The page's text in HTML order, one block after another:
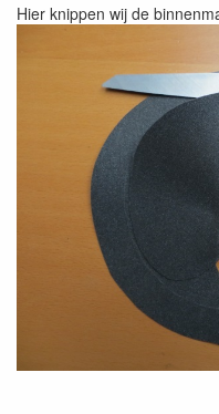
Hier knippen wij de